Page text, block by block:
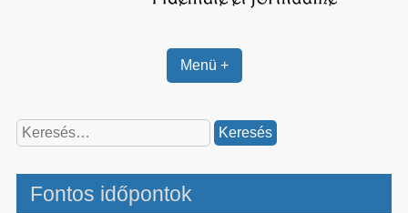
Menü +
Keresés:
Fontos időpontok